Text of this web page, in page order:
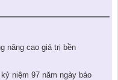
nâng cao giá trị bền
niệm 97 năm ngày báo